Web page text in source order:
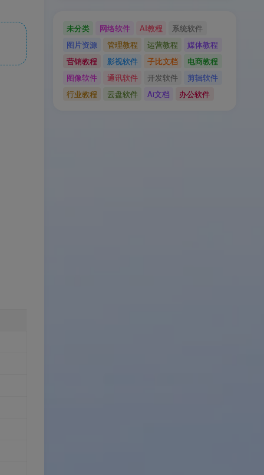
未分类 网络软件 AI教程
系统软件
图片资源
管理教程 运营教程
媒体教程
营销教程
影视软件 子比文档
电商教程
图像软件
通讯软件 开发软件
剪辑软件
行业教程
云盘软件 Ai文档 办公软件